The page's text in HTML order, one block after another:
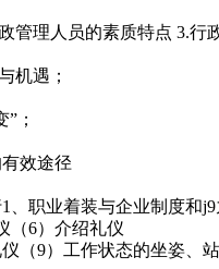
管理人员的素质特点 3.行
机遇；
；
效途径
职业着装与企业制度和j9
（6）介绍礼仪
仪（9）工作状态的坐姿